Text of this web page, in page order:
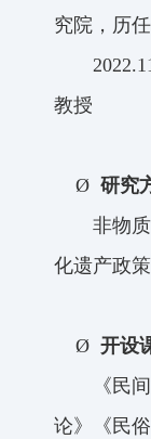
究院，历
教授
Ø 研究
非物
化遗产政
Ø 开设
《民
论》《民